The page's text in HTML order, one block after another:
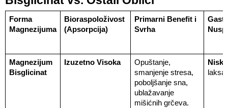
Forma
Magnezijuma
Bioraspoloživost
(Apsorpcija)
Primarni Benefit i
Svrha
Magnezijum
Bisglicinat
Izuzetno Visoka
Opuštanje,
smanjenje stresa,
poboljšanje sna,
ublažavanje
mišićnih grčeva.
Niska